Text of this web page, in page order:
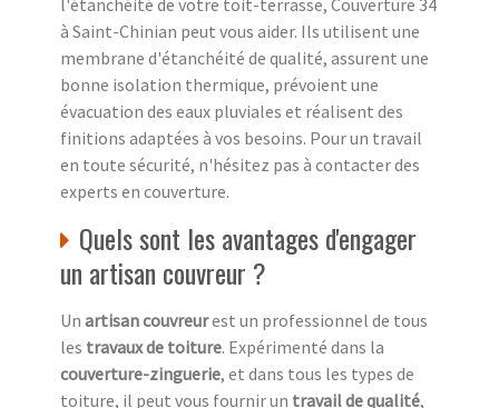
l'étanchéité de votre toit-terrasse, Couverture 34
à Saint-Chinian peut vous aider. Ils utilisent une
membrane d'étanchéité de qualité, assurent une
bonne isolation thermique, prévoient une
évacuation des eaux pluviales et réalisent des
finitions adaptées à vos besoins. Pour un travail
en toute sécurité, n'hésitez pas à contacter des
experts en couverture.
Quels sont les avantages d'engager
un artisan couvreur ?
Un artisan couvreurest un professionnel de tous
les travaux de toiture. Expérimenté dans la
couverture-zinguerie, et dans tous les types de
toiture, il peut vous fournir un travail de qualité,